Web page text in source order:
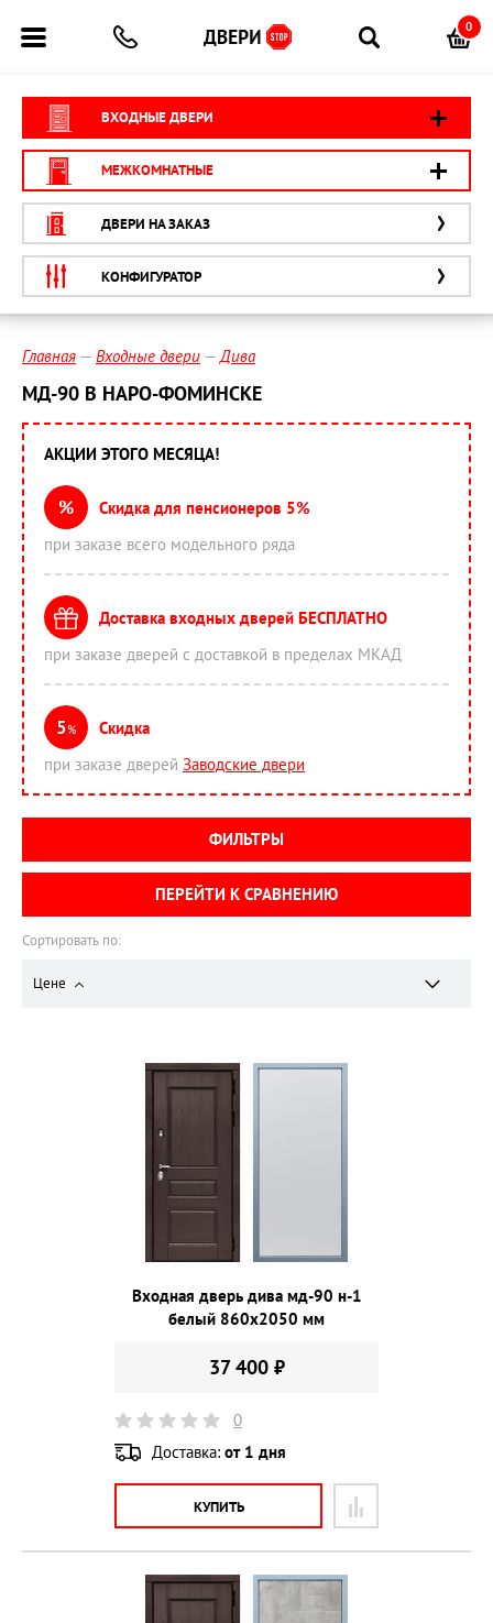
0
ВХОДНЫЕ ДВЕРИ
МЕЖКОМНАТНЫЕ
ДВЕРИ НА ЗАКАЗ
КОНФИГУРАТОР
Главная Входные двери Дива
МД-90 В НАРО-ФОМИНСКЕ
Сортировать по:
Цене
Входная дверь дива мд-90 н-1
белый 860х2050 мм
37 400 ₽
0
Доставка: от 1 дня
КУПИТЬ
АКЦИИ ЭТОГО МЕСЯЦА!
%
Скидка для пенсионеров 5%
при заказе всего модельного ряда
Доставка входных дверей БЕСПЛАТНО
при заказе дверей с доставкой в пределах МКАД
5%
Скидка
при заказе дверей Заводские двери
ФИЛЬТРЫ
ПЕРЕЙТИ К СРАВНЕНИЮ